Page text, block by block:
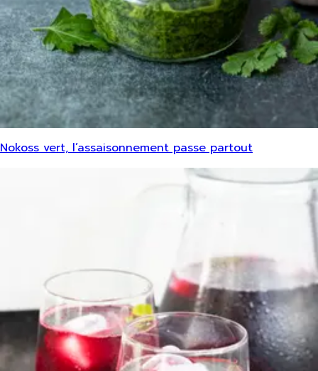
Nokoss vert, l’assaisonnement passe partout